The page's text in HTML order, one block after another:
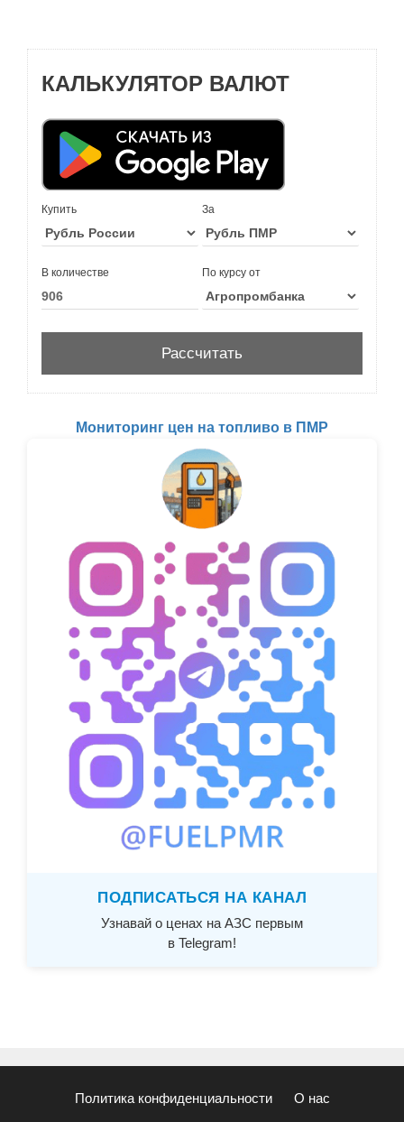
КАЛЬКУЛЯТОР ВАЛЮТ
Купить За
В количестве По курсу от
Мониторинг цен на топливо в ПМР
ПОДПИСАТЬСЯ НА КАНАЛ
Узнавай о ценах на АЗС первым
в Telegram!
Политика конфиденциальности О нас